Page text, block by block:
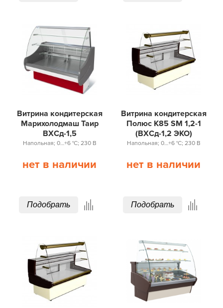
Витрина кондитерская
Марихолодмаш Таир
ВХСд-1,5
Напольная; 0…+6 °С; 230 В
нет в наличии
Подобрать
Витрина кондитерская
Полюс K85 SM 1,2-1
(ВХСд-1,2 ЭКО)
Напольная; 0…+6 °С; 230 В
нет в наличии
Подобрать